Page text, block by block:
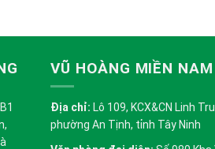
VŨ HOÀNG MIỀN NAM
Địa chỉ: Lô 109, KCX&CN Linh
phường An Tịnh, tỉnh Tây Ninh